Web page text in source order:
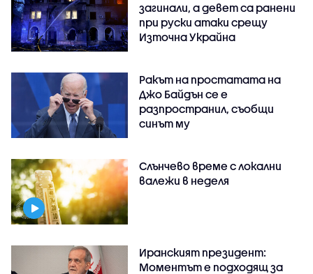
загинали, а девет са ранени
при руски атаки срещу
Източна Украйна
Ракът на простатата на
Джо Байдън се е
разпространил, съобщи
синът му
Слънчево време с локални
валежи в неделя
Иранският президент:
Моментът е подходящ за